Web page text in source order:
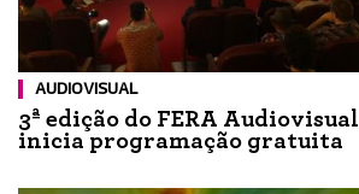
AUDIOVISUAL
3ª edição do FERA Audiovisual
inicia programação gratuita